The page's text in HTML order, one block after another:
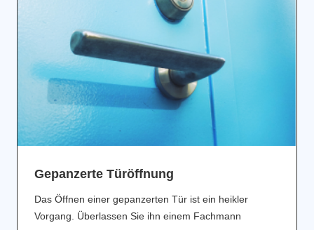
Gepanzerte Türöffnung
Das Öffnen einer gepanzerten Tür ist ein heikler
Vorgang. Überlassen Sie ihn einem Fachmann